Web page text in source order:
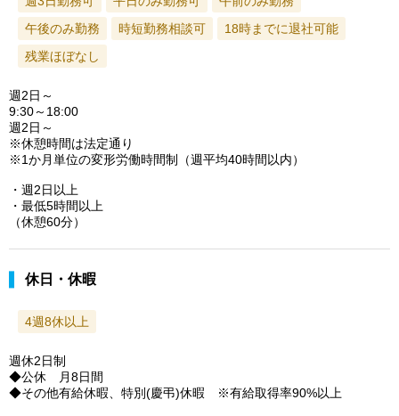
午後のみ勤務
時短勤務相談可
18時までに退社可能
残業ほぼなし
週2日～
9:30～18:00
週2日～
※休憩時間は法定通り
※1か月単位の変形労働時間制（週平均40時間以内）
・週2日以上
・最低5時間以上
（休憩60分）
休日・休暇
4週8休以上
週休2日制
◆公休 月8日間
◆その他有給休暇、特別(慶弔)休暇 ※有給取得率90%以上